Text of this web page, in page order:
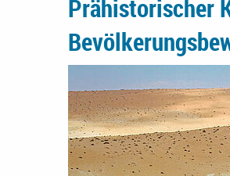
Prähistorischer